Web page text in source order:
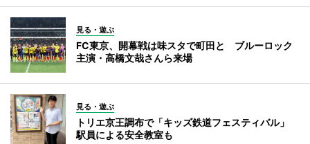
見る・遊ぶ
FC東京、開幕戦は味スタで町田と ブルーロック
主演・高橋文哉さんら来場
見る・遊ぶ
トリエ京王調布で「キッズ鉄道フェスティバル」
駅員による安全教室も